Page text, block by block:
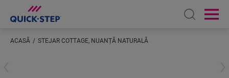
Open
ACASĂ STEJAR COTTAGE, NUANȚĂ NATURALĂ